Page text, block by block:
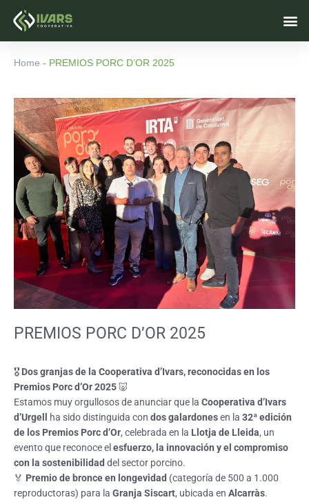
Home - PREMIOS PORC D’OR 2025
PREMIOS PORC D’OR 2025
🎖️ Dos granjas de la Cooperativa d’Ivars, reconocidas en los
Premios Porc d’Or 2025 🐷
Estamos muy orgullosos de anunciar que la Cooperativa d’Ivars
d’Urgell
ha sido distinguida con dos galardonesen la 32ª edición
de los Premios Porc d’Or, celebrada en la Llotja de Lleida, un
evento que reconoce el esfuerzo, la innovación y el compromiso
con la sostenibilidad del sector porcino.
🏅 Premio de bronce en longevidad (categoría de 500 a 1.000
reproductoras) para la Granja Siscart, ubicada en Alcarràs.